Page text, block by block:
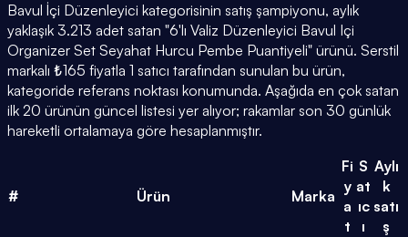
Bavul İçi Düzenleyici kategorisinin satış şampiyonu, aylık
yaklaşık 3.213 adet satan "6'lı Valiz Düzenleyici Bavul Içi
Organizer Set Seyahat Hurcu Pembe Puantiyeli" ürünü. Serstil
markalı ₺165 fiyatla 1 satıcı tarafından sunulan bu ürün,
kategoride referans noktası konumunda. Aşağıda en çok satan
ilk 20 ürünün güncel listesi yer alıyor; rakamlar son 30 günlük
hareketli ortalamaya göre hesaplanmıştır.
# Ürün Marka
Fi
y
a
t
S
at
ıc
ı
Aylı
k
satı
ş